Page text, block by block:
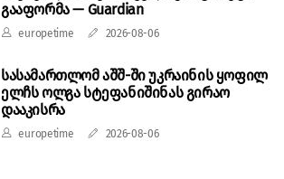
გააფორმა — Guardian
europetime 2026-08-06
სასამართლომ აშშ-ში უკრაინის ყოფილ
ელჩს ოლგა სტეფანიშინას გირაო
დააკისრა
europetime 2026-08-06